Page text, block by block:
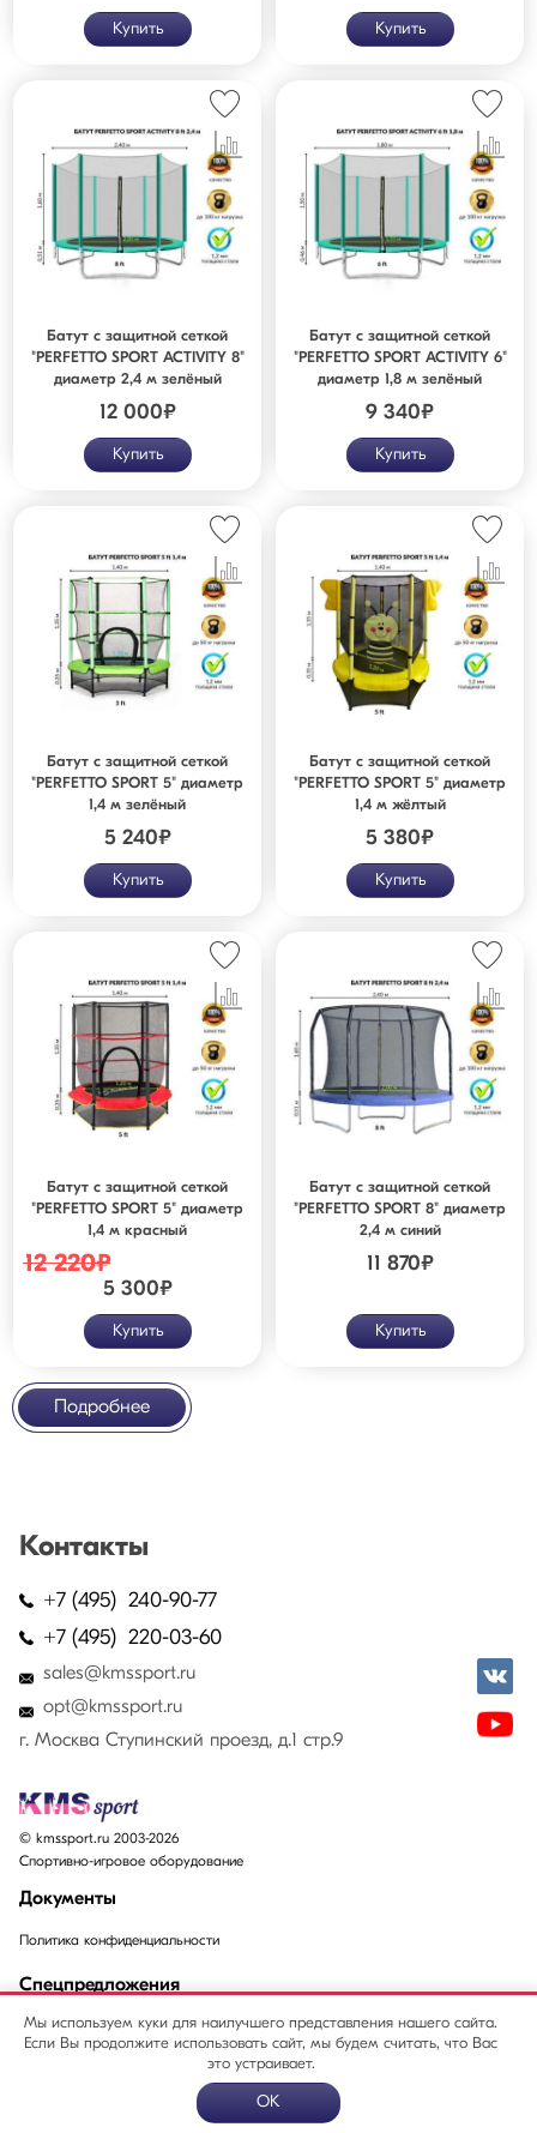
Мы используем куки для наилучшего представления нашего сайта.
Если Вы продолжите использовать сайт, мы будем считать, что Вас
это устраивает.
OK
Купить Купить
Батут с защитной сеткой
"PERFETTO SPORT ACTIVITY 8"
диаметр 2,4 м зелёный
12 000₽
Купить
Батут с защитной сеткой
"PERFETTO SPORT ACTIVITY 6"
диаметр 1,8 м зелёный
9 340₽
Купить
Батут с защитной cеткой
"PERFETTO SPORT 5" диаметр
1,4 м зелёный
5 240₽
Купить
Батут с защитной cеткой
"PERFETTO SPORT 5" диаметр
1,4 м жёлтый
5 380₽
Купить
Батут с защитной cеткой
"PERFETTO SPORT 5" диаметр
1,4 м красный
12 220₽
5 300₽
Купить
Батут с защитной сеткой
"PERFETTO SPORT 8" диаметр
2,4 м синий
11 870₽
Купить
Подробнее
Контакты
+7 (495) 240-90-77
+7 (495) 220-03-60
sales@kmssport.ru
opt@kmssport.ru
г. Москва Ступинский проезд, д.1 стр.9
© kmssport.ru 2003-2026
Спортивно-игровое оборудование
Документы
Политика конфиденциальности
Спецпредложения
Акции